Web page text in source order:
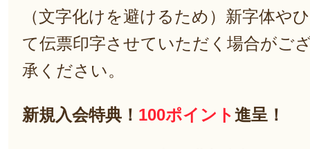
（文字化けを避けるため）新字体や
て伝票印字させていただく場合がご
承ください。
新規入会特典！ 100ポイント進呈！